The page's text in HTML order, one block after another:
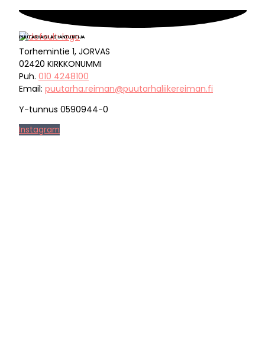
PUUTARHASI ASIANTUNTIJA
Torhemintie 1, JORVAS
02420 KIRKKONUMMI
Puh. 010 4248100
Email: puutarha.reiman@puutarhaliikereiman.fi
Y-tunnus 0590944-0
Instagram